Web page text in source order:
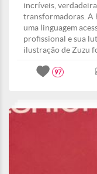
incríveis,
transformadoras. A
uma linguagem
profissional e sua
ilustração de Zuzu
97